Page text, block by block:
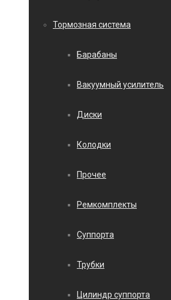
Тормозная система
Барабаны
Вакуумный усилитель
Диски
Колодки
Прочее
Ремкомплекты
Суппорта
Трубки
Цилиндр суппорта